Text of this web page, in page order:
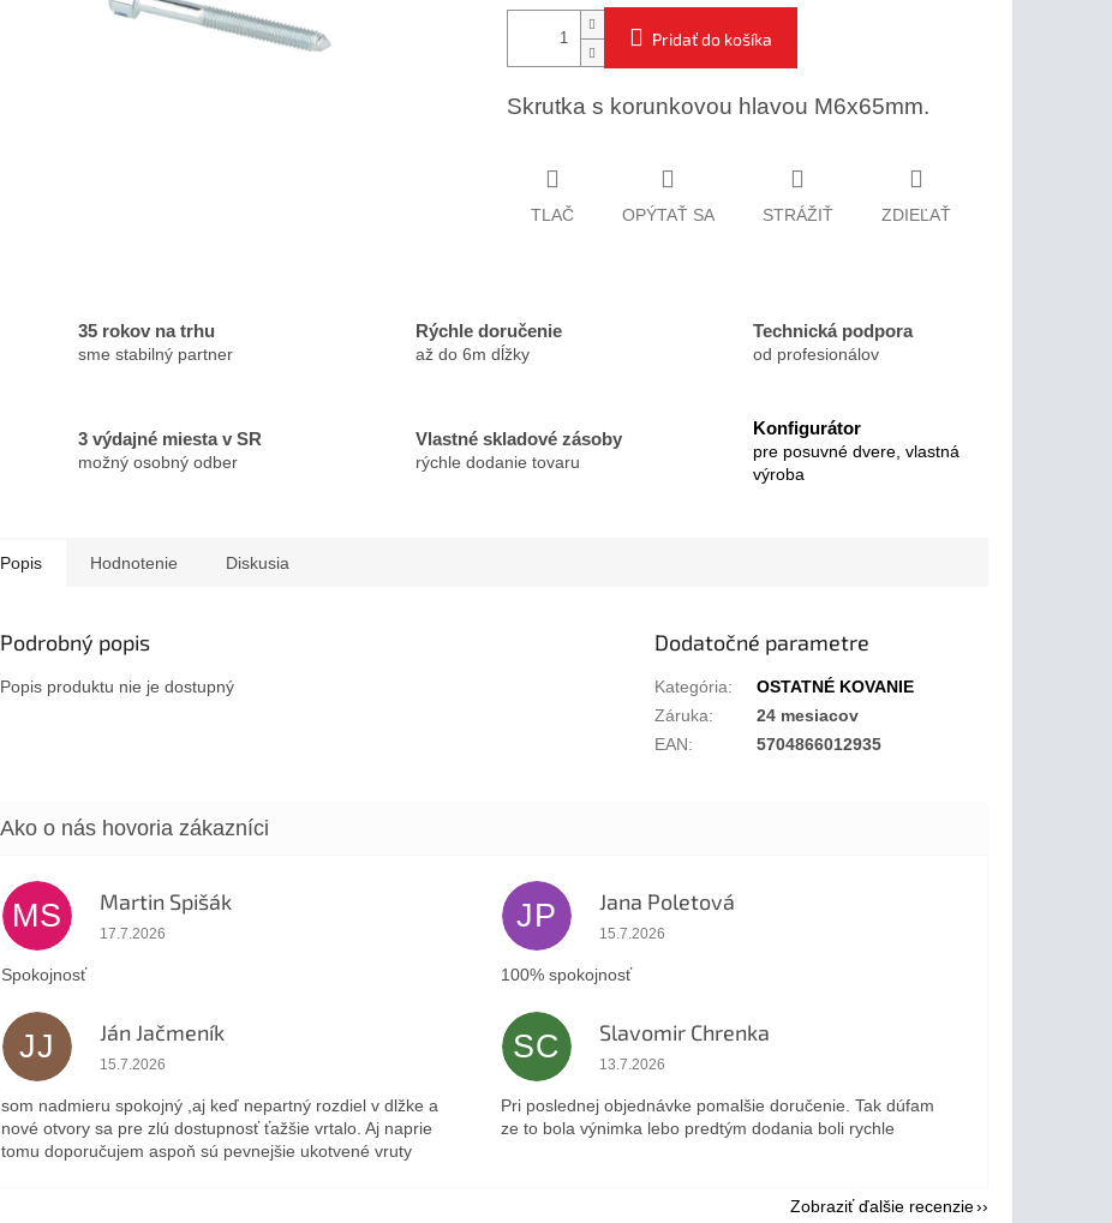
Pridať do košíka
Skrutka s korunkovou hlavou M6x65mm.
TLAČ OPÝTAŤ SA STRÁŽIŤ ZDIEĽAŤ
35 rokov na trhu
sme stabilný partner
Rýchle doručenie
až do 6m dĺžky
Technická podpora
od profesionálov
3 výdajné miesta v SR
možný osobný odber
Vlastné skladové zásoby
rýchle dodanie tovaru
Konfigurátor
pre posuvné dvere, vlastná
výroba
Popis Hodnotenie Diskusia
Podrobný popis
Popis produktu nie je dostupný
Dodatočné parametre
Kategória:
OSTATNÉ KOVANIE
Záruka:
24 mesiacov
EAN: 5704866012935
MS Martin Spišák
Hodnotenie obchodu je 5 z 5 hviezdičiek.
17.7.2026
Spokojnosť
JP Jana Poletová
Hodnotenie obchodu je 5 z 5 hviezdičiek.
15.7.2026
100% spokojnosť
JJ Ján Jačmeník
Hodnotenie obchodu je 5 z 5 hviezdičiek.
15.7.2026
som nadmieru spokojný ,aj keď nepartný rozdiel v dlžke a
nové otvory sa pre zlú dostupnosť ťažšie vrtalo. Aj naprie
tomu doporučujem aspoň sú pevnejšie ukotvené vruty
SC Slavomir Chrenka
Hodnotenie obchodu je 5 z 5 hviezdičiek.
13.7.2026
Pri poslednej objednávke pomalšie doručenie. Tak dúfam
ze to bola výnimka lebo predtým dodania boli rychle
Zobraziť ďalšie recenzie